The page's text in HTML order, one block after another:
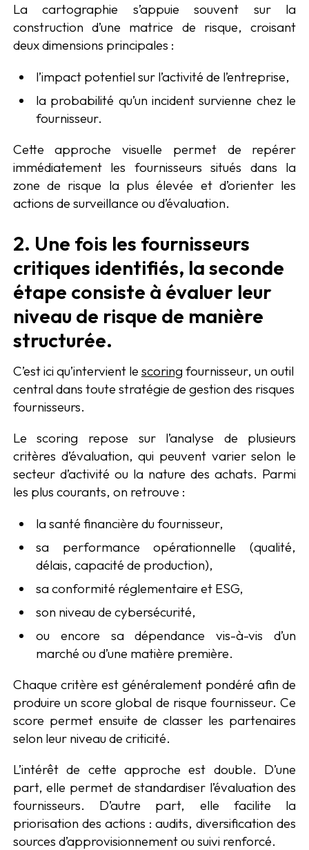
La cartographie s’appuie souvent sur la
construction d’une matrice de risque, croisant
deux dimensions principales :
l’impact potentiel sur l’activité de l’entreprise,
la probabilité qu’un incident survienne chez le
fournisseur.
Cette approche visuelle permet de repérer
immédiatement les fournisseurs situés dans la
zone de risque la plus élevée et d’orienter les
actions de surveillance ou d’évaluation.
2. Une fois les fournisseurs
critiques identifiés, la seconde
étape consiste à évaluer leur
niveau de risque de manière
structurée.
C’est ici qu’intervient le scoring fournisseur, un outil
central dans toute stratégie de gestion des risques
fournisseurs.
Le scoring repose sur l’analyse de plusieurs
critères d’évaluation, qui peuvent varier selon le
secteur d’activité ou la nature des achats. Parmi
les plus courants, on retrouve :
la santé financière du fournisseur,
sa performance opérationnelle (qualité,
délais, capacité de production),
sa conformité réglementaire et ESG,
son niveau de cybersécurité,
ou encore sa dépendance vis-à-vis d’un
marché ou d’une matière première.
Chaque critère est généralement pondéré afin de
produire un score global de risque fournisseur. Ce
score permet ensuite de classer les partenaires
selon leur niveau de criticité.
L’intérêt de cette approche est double. D’une
part, elle permet de standardiser l’évaluation des
fournisseurs. D’autre part, elle facilite la
priorisation des actions : audits, diversification des
sources d’approvisionnement ou suivi renforcé.